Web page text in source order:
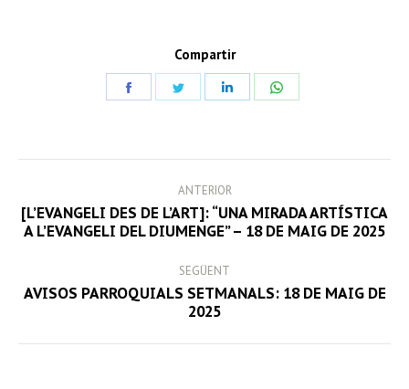
Compartir
NAVIGATION
ANTERIOR
Previous
[L’EVANGELI DES DE L’ART]: “UNA MIRADA ARTÍSTICA
A L’EVANGELI DEL DIUMENGE” – 18 DE MAIG DE 2025
SEGÜENT
Next
AVISOS PARROQUIALS SETMANALS: 18 DE MAIG DE
2025